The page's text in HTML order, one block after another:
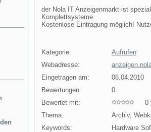
der Nola IT Anzeigenmarkt ist
Komplettsysteme.
Kostenlose Eintragung möglich!
Kategorie:
Aufrufen
Webadresse:
Eingetragen am:
06.04.2010
Bewertungen:
0
Bewertet mit:
0
Thema:
Archiv,
Keywords:
Hardware